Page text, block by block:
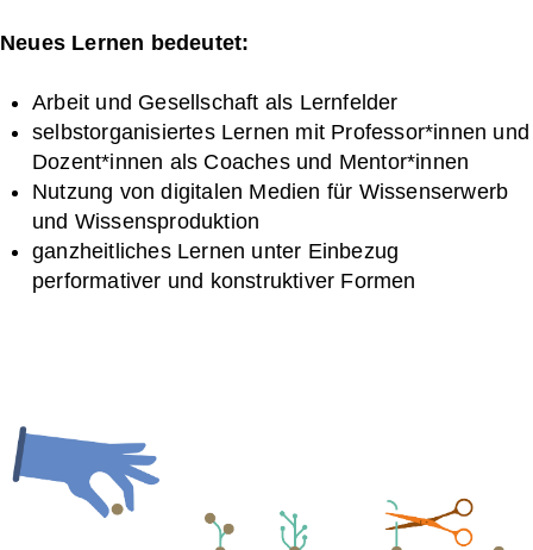
Neues Lernen bedeutet:
Arbeit und Gesellschaft als Lernfelder
selbstorganisiertes Lernen mit Professor*innen und
Dozent*innen als Coaches und Mentor*innen
Nutzung von digitalen Medien für Wissenserwerb
und Wissensproduktion
ganzheitliches Lernen unter Einbezug
performativer und konstruktiver Formen